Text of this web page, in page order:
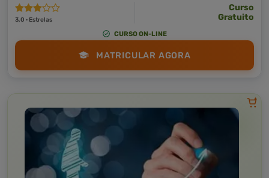
3,0 · Estrelas
Curso
Gratuito
CURSO ON-LINE
MATRICULAR AGORA